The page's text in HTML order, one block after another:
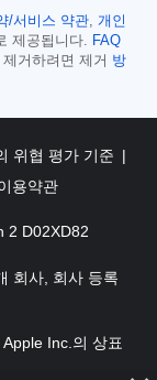
/서비스 약관, 개인
제공됩니다. FAQ
거하려면 제거 방
위협 평가 기준
용약관
2 D02XD82
회사, 회사 등록
Inc.의 상표